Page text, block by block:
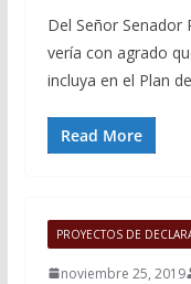
Del Señor Senador
vería con agrado
incluya en el Plan de
Read More
PROYECTOS DE
noviembre 25, 2019